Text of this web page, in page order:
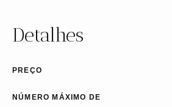
Detalhes
PREÇO
NÚMERO MÁXIMO DE